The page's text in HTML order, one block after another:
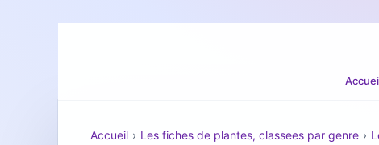
Accueil › Les fiches de plantes, classees par genre ›